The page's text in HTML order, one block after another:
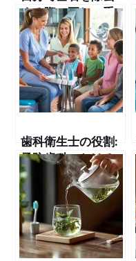
する際の正しい手
順と注意点
歯科衛生士の役割:
予防歯科における
専門家の重要性